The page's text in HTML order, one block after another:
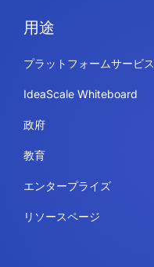
用途
プラットフォームサービス
IdeaScale Whiteboard
政府
教育
エンタープライズ
リソースページ